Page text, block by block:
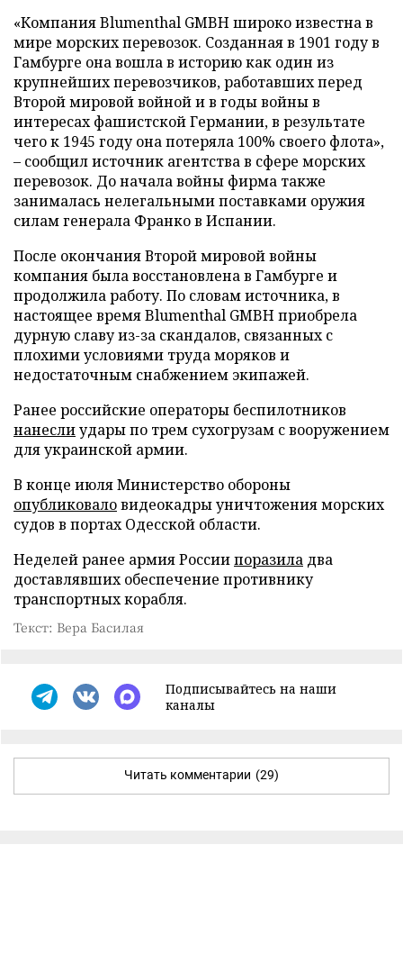
«Компания Blumenthal GMBH широко известна в
мире морских перевозок. Созданная в 1901 году в
Гамбурге она вошла в историю как один из
крупнейших перевозчиков, работавших перед
Второй мировой войной и в годы войны в
интересах фашистской Германии, в результате
чего к 1945 году она потеряла 100% своего флота»,
– сообщил источник агентства в сфере морских
перевозок. До начала войны фирма также
занималась нелегальными поставками оружия
силам генерала Франко в Испании.
После окончания Второй мировой войны
компания была восстановлена в Гамбурге и
продолжила работу. По словам источника, в
настоящее время Blumenthal GMBH приобрела
дурную славу из-за скандалов, связанных с
плохими условиями труда моряков и
недостаточным снабжением экипажей.
Ранее российские операторы беспилотников
нанеслиудары по трем сухогрузам с вооружением
для украинской армии.
В конце июля Министерство обороны
опубликоваловидеокадры уничтожения морских
судов в портах Одесской области.
Неделей ранее армия Россиипоразила два
доставлявших обеспечение противнику
транспортных корабля.
Текст: Вера Басилая
Подписывайтесь на наши
каналы
Читать комментарии (29)